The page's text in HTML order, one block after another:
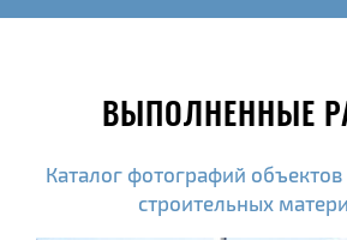
ВЫПОЛНЕННЫЕ
Каталог фотографий
строительных